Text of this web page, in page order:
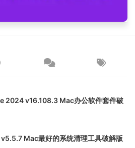
2024 v16.108.3 Mac办公软件套件破
Mac最好的系统清理工具破解版